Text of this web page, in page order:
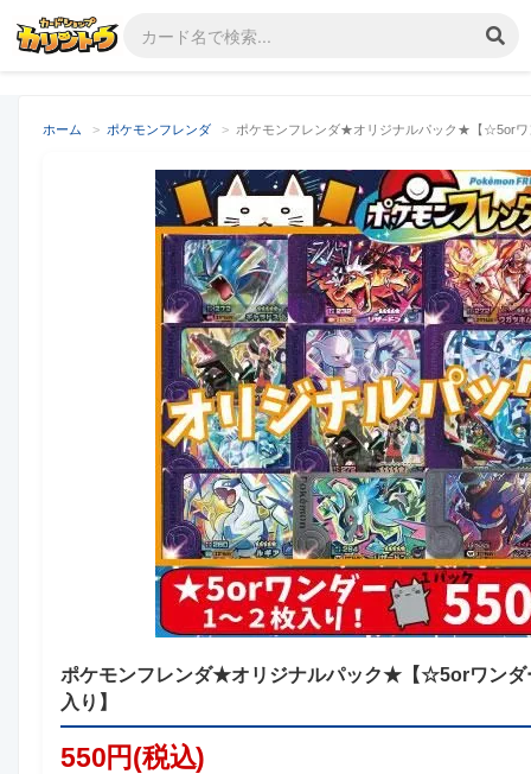
ホーム > ポケモンフレンダ > ポケモンフレンダ★オリジナルパック★【☆5orワ
ポケモンフレンダ★オリジナルパック★【☆5orワンダ
入り】
550円(税込)